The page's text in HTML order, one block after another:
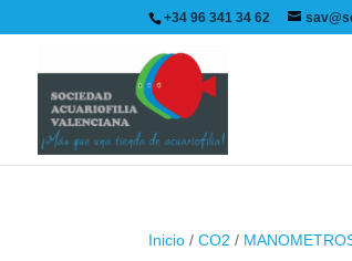
+34 96 341 34 62
Inicio /CO2 /